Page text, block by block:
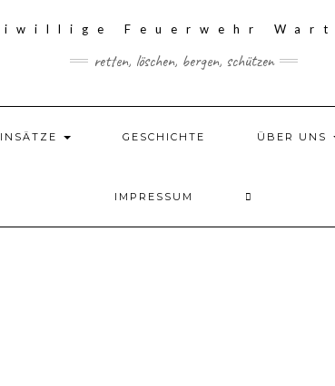
retten, löschen, bergen, schützen
GESCHICHTE ÜBER UNS
IMPRESSUM